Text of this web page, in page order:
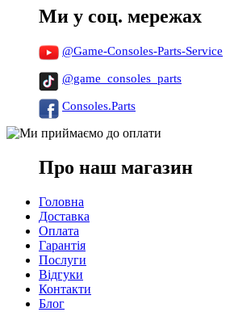
Ми у соц. мережах
@Game-Consoles-Parts-Service
@game_consoles_parts
Consoles.Parts
Про наш магазин
Головна
Доставка
Оплата
Гарантія
Послуги
Відгуки
Контакти
Блог